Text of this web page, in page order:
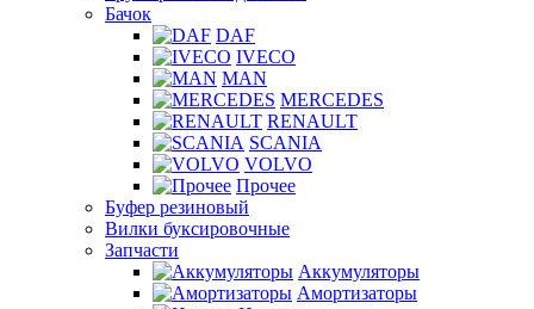
Бачок
DAF
IVECO
MAN
MERCEDES
RENAULT
SCANIA
VOLVO
Прочее
Буфер резиновый
Вилки буксировочные
Запчасти
Аккумуляторы
Амортизаторы